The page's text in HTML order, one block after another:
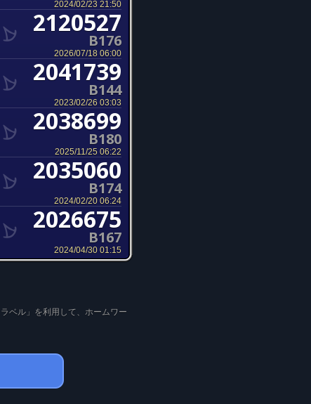
2024/02/23 21:50
2120527
B176
2026/07/18 06:00
2041739
B144
2023/02/26 03:03
2038699
B180
2025/11/25 06:22
2035060
B174
2024/02/20 06:24
2026675
B167
2024/04/30 01:15
ベル」を利用して、ホームワー